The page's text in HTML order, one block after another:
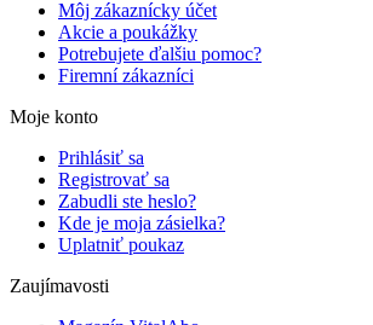
Môj zákaznícky účet
Akcie a poukážky
Potrebujete ďalšiu pomoc?
Firemní zákazníci
Moje konto
Prihlásiť sa
Registrovať sa
Zabudli ste heslo?
Kde je moja zásielka?
Uplatniť poukaz
Zaujímavosti